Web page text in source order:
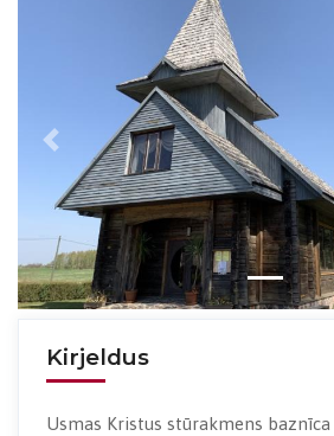
Previous
Kirjeldus
Usmas Kristus stūrakmens